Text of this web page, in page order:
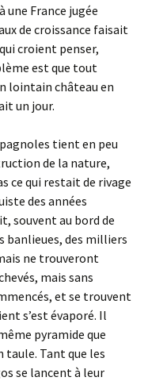
France jugée
de croissance faisait
croient penser,
est que tout
lointain château en
un jour.
tient en peu
de la nature,
ce qui restait de rivage
des années
souvent au bord de
banlieues, des milliers
ne trouveront
mais sans
et se trouvent
s’est évaporé. Il
pyramide que
taule. Tant que les
se lancent à leur